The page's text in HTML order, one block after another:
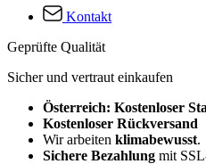
Kontakt
Geprüfte Qualität
Sicher und vertraut einkaufen
Österreich: Kostenloser
Kostenloser Rückversand
Wir arbeiten klimabewusst.
Sichere Bezahlung mit